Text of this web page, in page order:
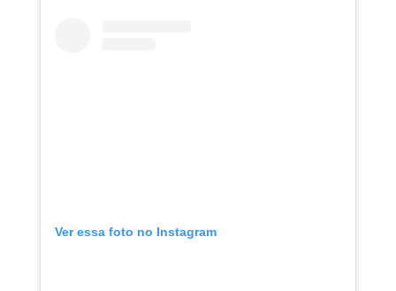
Ver essa foto no Instagram